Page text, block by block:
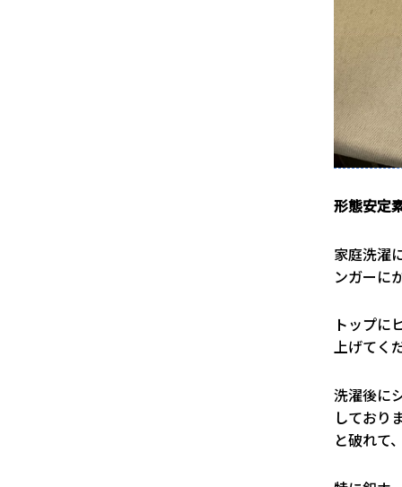
形態安定
家庭洗濯
ンガーに
トップに
上げてく
洗濯後に
しており
と破れて